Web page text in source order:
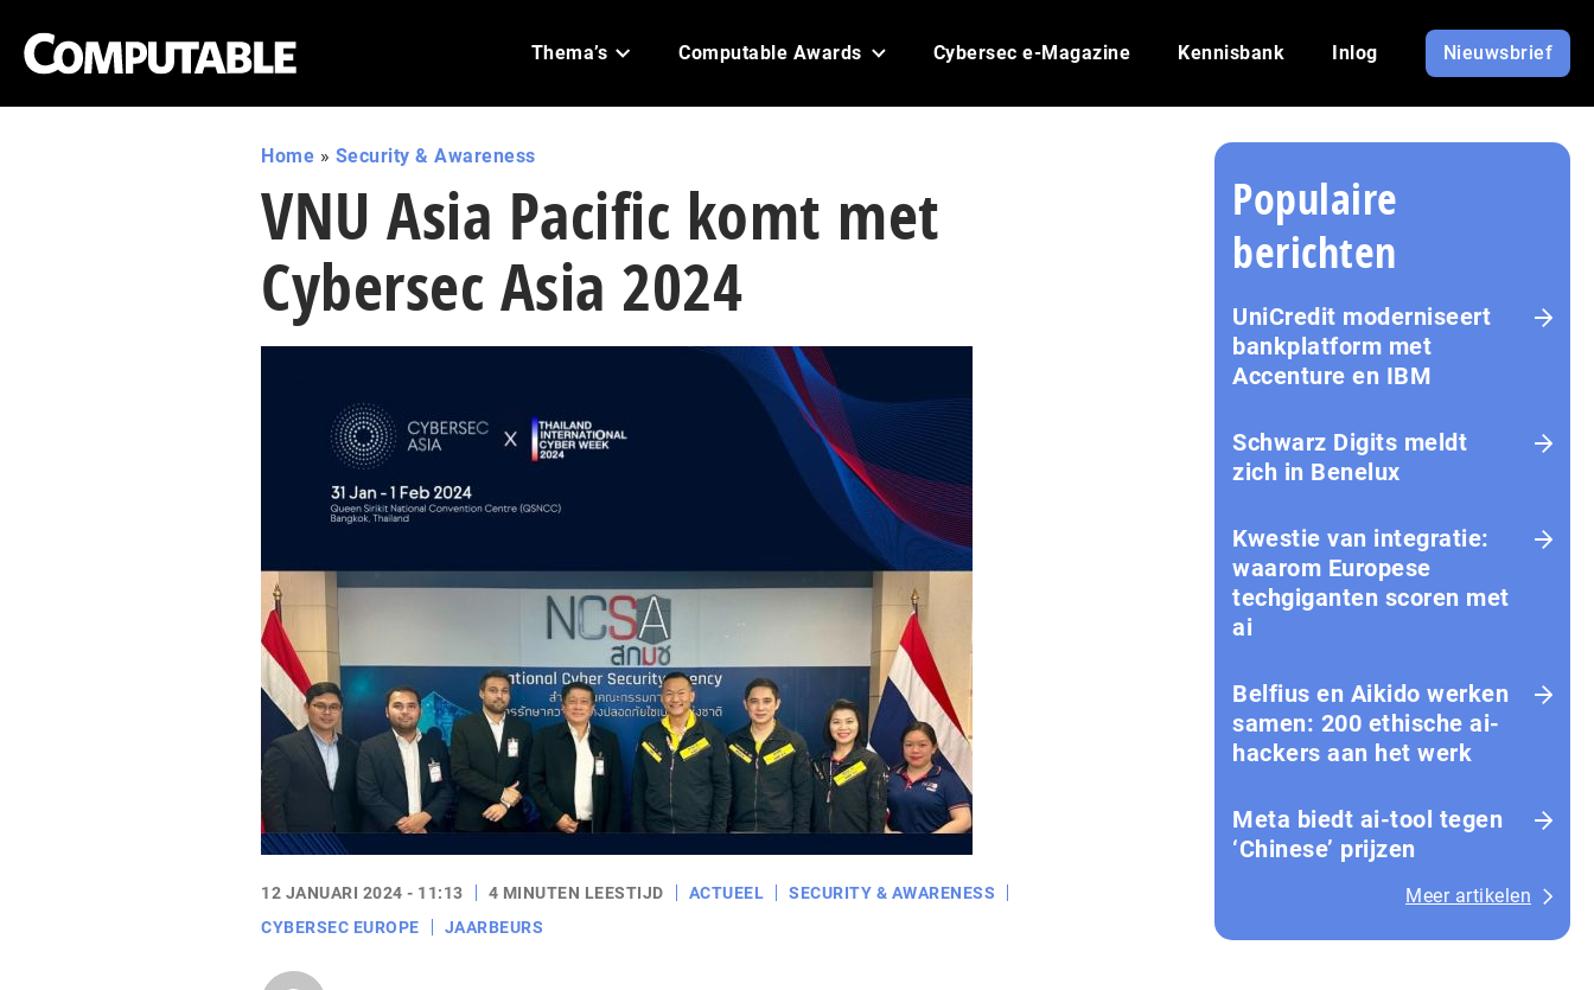
Thema’s Computable Awards Cybersec e-Magazine Kennisbank Inlog Nieuwsbrief
Home » Security & Awareness
VNU Asia Pacific komt met
Cybersec Asia 2024
12 JANUARI 2024 - 11:13 4 MINUTEN LEESTIJD ACTUEEL
SECURITY & AWARENESS
CYBERSEC EUROPE
JAARBEURS
Populaire
berichten
UniCredit moderniseert
bankplatform met
Accenture en IBM
Schwarz Digits meldt
zich in Benelux
Kwestie van integratie:
waarom Europese
techgiganten scoren met
ai
Belfius en Aikido werken
samen: 200 ethische ai-
hackers aan het werk
Meta biedt ai-tool tegen
‘Chinese’ prijzen
Meer artikelen